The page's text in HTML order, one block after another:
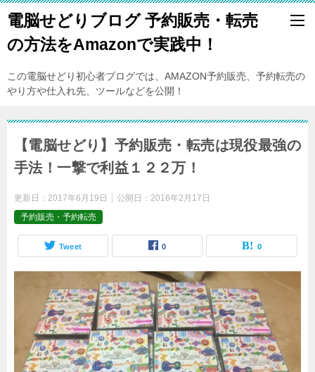
電脳せどりブログ 予約販売・転売
の方法をAmazonで実践中！
この電脳せどり初心者ブログでは、AMAZON予約販売、予約転売の
やり方や仕入れ先、ツールなどを公開！
【電脳せどり】予約販売・転売は現役最強の
手法！一撃で利益１２２万！
更新日： 2017年6月19日 公開日： 2016年2月17日
予約販売・予約転売
Tweet 0 0